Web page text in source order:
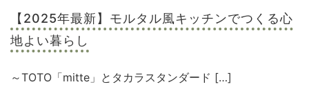
【2025年最新】モルタル風キッチンでつくる心
地よい暮らし
～TOTO「mitte」とタカラスタンダード […]